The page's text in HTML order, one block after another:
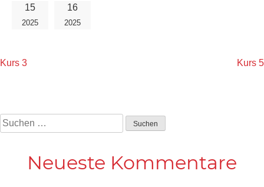
15
2025
16
2025
Beitragsnavigation
Kurs 3 Kurs 5
Suchen
nach:
Neueste Kommentare